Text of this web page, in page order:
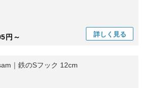
円～ 詳しく 見る
｜鉄のSフック 12cm